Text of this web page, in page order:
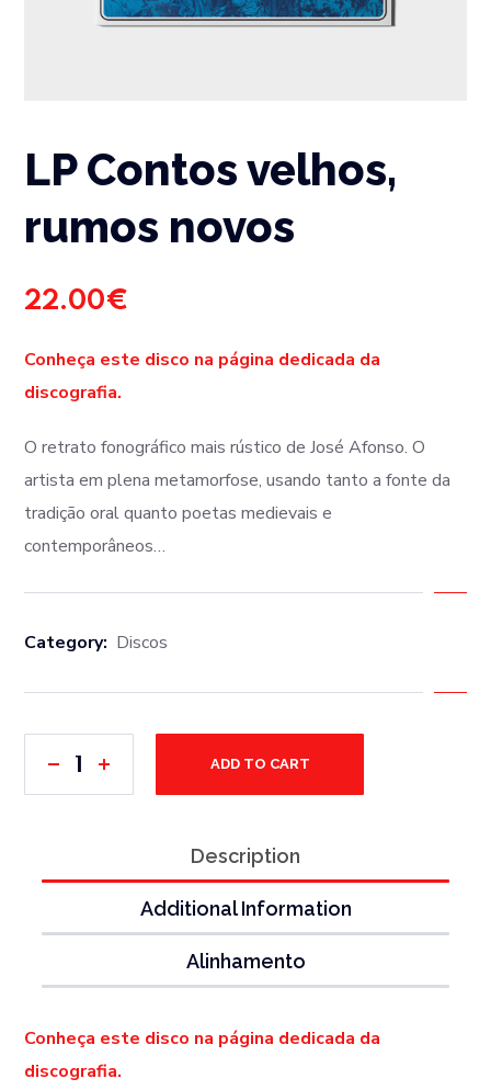
LP Contos velhos,
rumos novos
22.00€
Conheça este disco na página dedicada da
discografia.
O retrato fonográfico mais rústico de José Afonso. O
artista em plena metamorfose, usando tanto a fonte da
tradição oral quanto poetas medievais e
contemporâneos…
Category: Discos
ADD TO CART
Description
Additional Information
Alinhamento
Conheça este disco na página dedicada da
discografia.